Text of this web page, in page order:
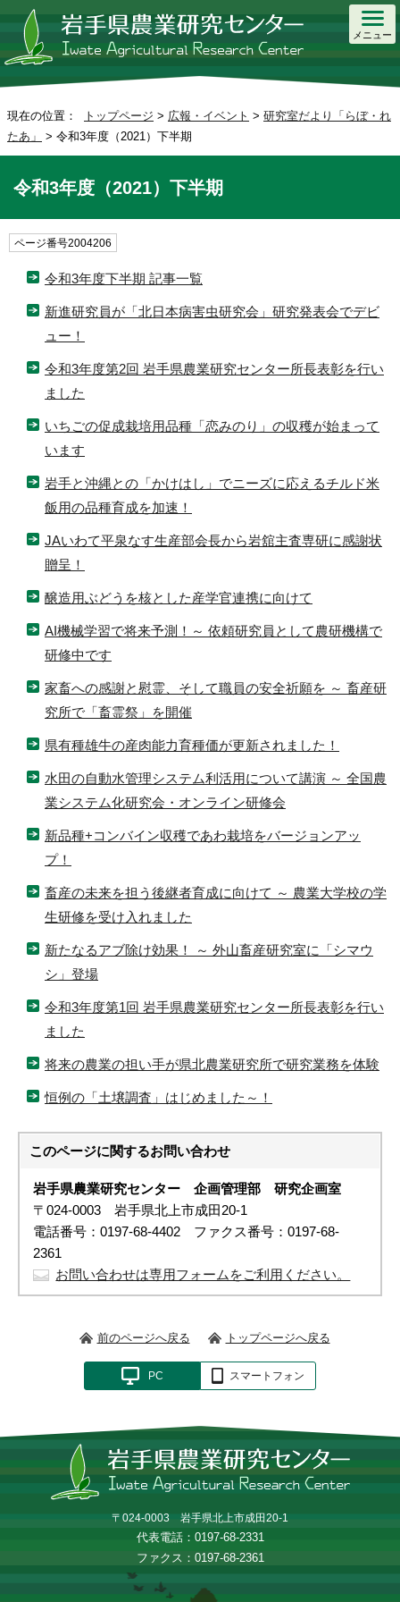
メニュー
現在の位置： トップページ > 広報・イベント > 研究室だより「らぼ・れ
たあ」
> 令和3年度（2021）下半期
令和3年度（2021）下半期
ページ番号2004206
令和3年度下半期 記事一覧
新進研究員が「北日本病害虫研究会」研究発表会でデビ
ュー！
令和3年度第2回 岩手県農業研究センター所長表彰を行い
ました
いちごの促成栽培用品種「恋みのり」の収穫が始まって
います
岩手と沖縄との「かけはし」でニーズに応えるチルド米
飯用の品種育成を加速！
JAいわて平泉なす生産部会長から岩舘主査専研に感謝状
贈呈！
醸造用ぶどうを核とした産学官連携に向けて
AI機械学習で将来予測！～ 依頼研究員として農研機構で
研修中です
家畜への感謝と慰霊、そして職員の安全祈願を ～ 畜産研
究所で「畜霊祭」を開催
県有種雄牛の産肉能力育種価が更新されました！
水田の自動水管理システム利活用について講演 ～ 全国農
業システム化研究会・オンライン研修会
新品種+コンバイン収穫であわ栽培をバージョンアッ
プ！
畜産の未来を担う後継者育成に向けて ～ 農業大学校の学
生研修を受け入れました
新たなるアブ除け効果！ ～ 外山畜産研究室に「シマウ
シ」登場
令和3年度第1回 岩手県農業研究センター所長表彰を行い
ました
将来の農業の担い手が県北農業研究所で研究業務を体験
恒例の「土壌調査」はじめました～！
このページに関するお問い合わせ
岩手県農業研究センター 企画管理部 研究企画室
〒024-0003 岩手県北上市成田20-1
電話番号：0197-68-4402 ファクス番号：0197-68-
2361
お問い合わせは専用フォームをご利用ください。
前のページへ戻る トップページへ戻る
PC スマートフォン
〒024-0003 岩手県北上市成田20-1
代表電話：0197-68-2331
ファクス：0197-68-2361